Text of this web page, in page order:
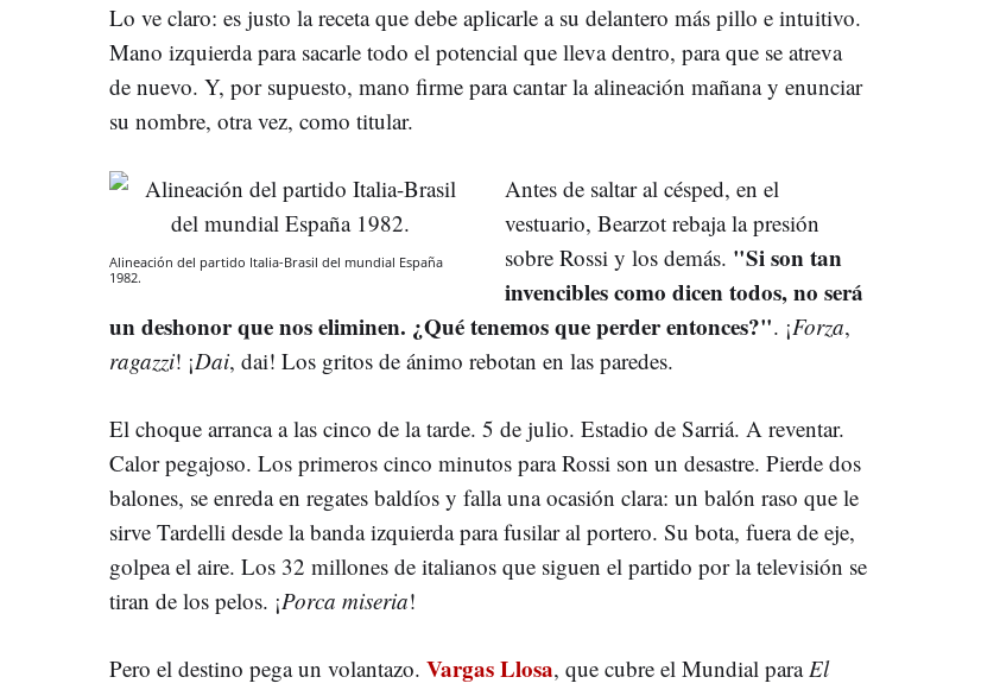
Lo ve claro: es justo la receta que debe aplicarle a su delantero más pillo e intuitivo.
Mano izquierda para sacarle todo el potencial que lleva dentro, para que se atreva
de nuevo. Y, por supuesto, mano firme para cantar la alineación mañana y enunciar
su nombre, otra vez, como titular.
Alineación del partido Italia-Brasil del mundial España
1982.
Antes de saltar al césped, en el
vestuario, Bearzot rebaja la presión
sobre Rossi y los demás. "Si son tan
invencibles como dicen todos, no será
un deshonor que nos eliminen. ¿Qué tenemos que perder entonces?". ¡Forza,
ragazzi! ¡Dai, dai! Los gritos de ánimo rebotan en las paredes.
El choque arranca a las cinco de la tarde. 5 de julio. Estadio de Sarriá. A reventar.
Calor pegajoso. Los primeros cinco minutos para Rossi son un desastre. Pierde dos
balones, se enreda en regates baldíos y falla una ocasión clara: un balón raso que le
sirve Tardelli desde la banda izquierda para fusilar al portero. Su bota, fuera de eje,
golpea el aire. Los 32 millones de italianos que siguen el partido por la televisión se
tiran de los pelos. ¡Porca miseria!
Pero el destino pega un volantazo. Vargas Llosa, que cubre el Mundial para El